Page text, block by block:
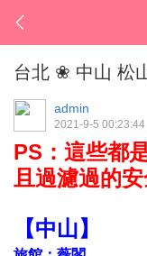
台北 ❀ 中山 松
admin
2021-9-5 00:23:44
PS：這些都
且過濾過的
【中山】